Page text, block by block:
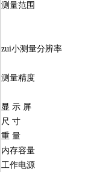
测量范围
zui小测量分辨率
测量精度
显 示 屏
尺 寸
重 量
内存容量
工作电源